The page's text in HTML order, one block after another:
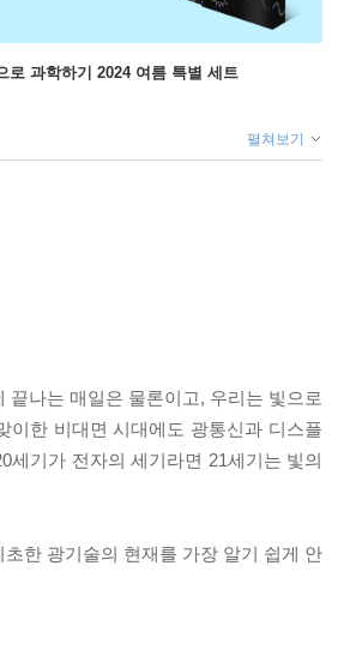
로 과학하기 2024 여름 특별 세트
펼쳐보기
나는 매일은 물론이고, 우리는 빛으로
한 비대면 시대에도 광통신과 디스플
기가 전자의 세기라면 21세기는 빛의
한 광기술의 현재를 가장 알기 쉽게 안